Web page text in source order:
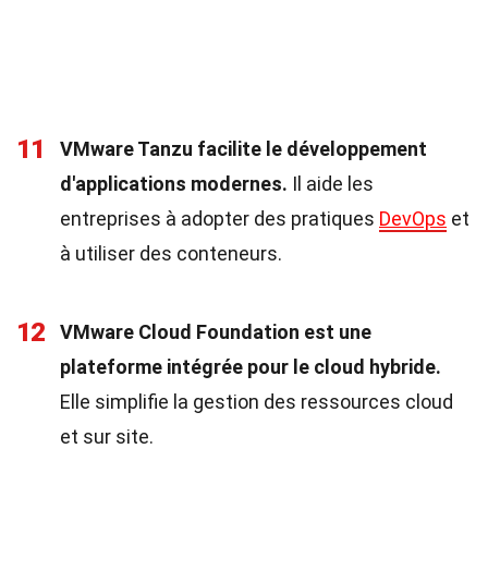
11
VMware Tanzu facilite le développement
d'applications modernes. Il aide les
entreprises à adopter des pratiques DevOps et
à utiliser des conteneurs.
12
VMware Cloud Foundation est une
plateforme intégrée pour le cloud hybride.
Elle simplifie la gestion des ressources cloud
et sur site.